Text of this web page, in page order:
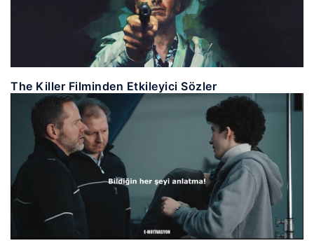
The Killer Filminden Etkileyici Sözler